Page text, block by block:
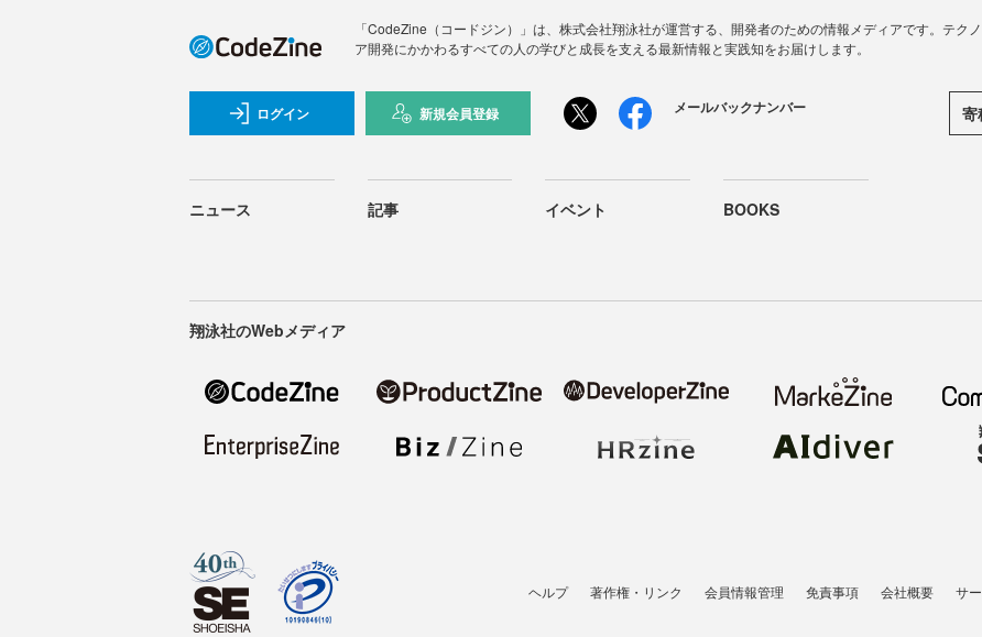
「CodeZine（コードジン）」は、株式会社翔泳社が運営する、開発者のための情報メディアです。テク
ア開発にかかわるすべての人の学びと成長を支える最新情報と実践知をお届けします。
ログイン 新規会員登録 メールバックナンバー 寄
ニュース 記事 イベント BOOKS
翔泳社のWebメディア
ヘルプ 著作権・リンク 会員情報管理 免責事項 会社概要 サ